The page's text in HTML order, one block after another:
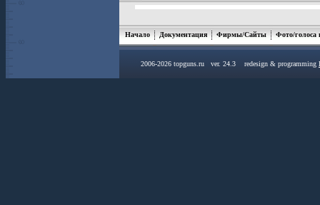
Начало Документация Фирмы/Сайты Фото/голоса
2006-2026 topguns.ru ver. 24.3 redesign & programming